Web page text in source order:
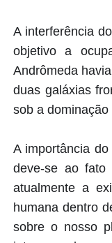
A interferência
objetivo a
Andrômeda
duas galáxias
sob a
A importância
deve-se ao
atualmente a
humana dentro
sobre o nosso